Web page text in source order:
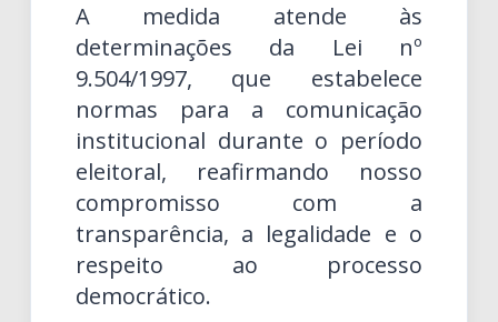
A medida atende às
determinações da Lei nº
9.504/1997, que estabelece
normas para a comunicação
institucional durante o período
eleitoral, reafirmando nosso
compromisso com a
transparência, a legalidade e o
respeito ao processo
democrático.